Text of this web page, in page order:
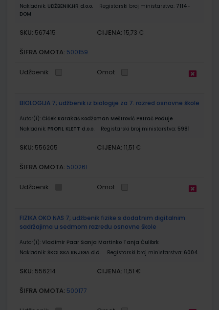
Nakladnik: UDŽBENIK.HR d.o.o. Registarski broj ministarstva: 7114-
DOM
SKU: 567415 CIJENA: 15,73 €
ŠIFRA OMOTA: 500159
Udžbenik Omot
BIOLOGIJA 7; udžbenik iz biologije za 7. razred osnovne škole
Autor(i): Čiček Karakaš Kodžoman Meštrović Petrač Poduje
Nakladnik: PROFIL KLETT d.o.o. Registarski broj ministarstva: 5981
SKU: 556205 CIJENA: 11,51 €
ŠIFRA OMOTA: 500261
Udžbenik Omot
FIZIKA OKO NAS 7; udžbenik fizike s dodatnim digitalnim
sadržajima u sedmom razredu osnovne škole
Autor(i): Vladimir Paar Sanja Martinko Tanja Ćulibrk
Nakladnik: ŠKOLSKA KNJIGA d.d. Registarski broj ministarstva: 6004
SKU: 556214 CIJENA: 11,51 €
ŠIFRA OMOTA: 500177